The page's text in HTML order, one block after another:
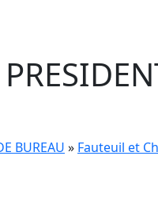
BUREAU » Fauteuil et